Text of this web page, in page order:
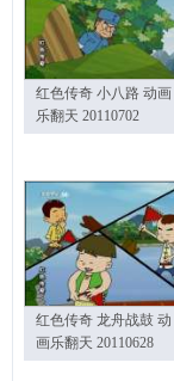
红色传奇 小八路 动画
乐翻天 20110702
红色传奇 龙舟战鼓 动
画乐翻天 20110628